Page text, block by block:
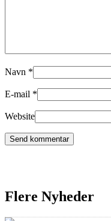
Navn *
E-mail *
Website
Flere Nyheder